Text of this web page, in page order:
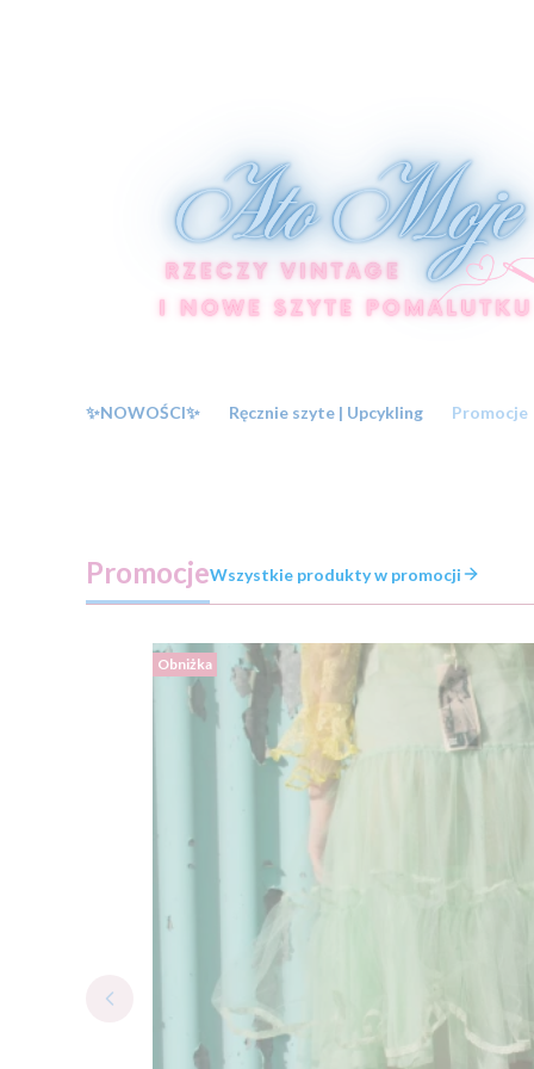
✨NOWOŚCI✨ Ręcznie szyte | Upcykling Promocje
PromocjeWszystkie produkty w promocji
Obniżka